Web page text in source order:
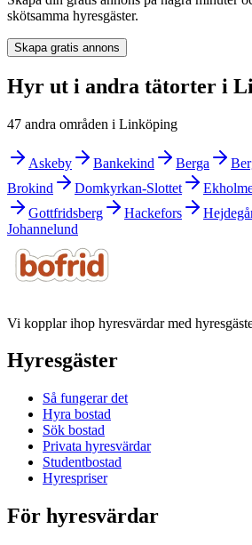
skötsamma hyresgäster.
Skapa gratis annons
Hyr ut i andra tätorter i
47 andra områden i Linköping
Askeby Bankekind Berga
Brokind
Domkyrkan-Slottet
Gottfridsberg
Hackefors
Johannelund
Vi kopplar ihop hyresvärdar med
Hyresgäster
Så fungerar det
Hyra bostad
Sök bostad
Privata hyresvärdar
Studentbostad
Hyrespriser
För hyresvärdar